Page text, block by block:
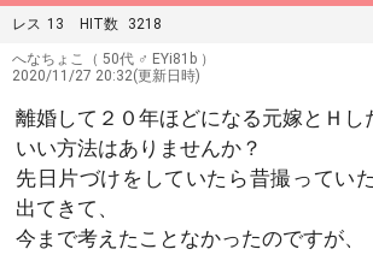
レス 13 HIT数 3218
へなちょこ
（ 50代 ♂ EYi81b ）
2020/11/27 20:32(更新日時)
離婚して２０年ほどになる元嫁とＨし
いい方法はありませんか？
先日片づけをしていたら昔撮ってい
出てきて、
今まで考えたことなかったのですが、